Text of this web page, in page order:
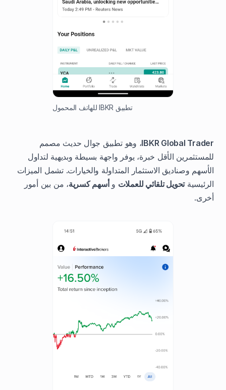
تطبيق IBKR للهاتف المحمول
IBKR Global Trader، وهو تطبيق جوال حديث مصمم
للمستثمرين الأقل خبرة، يوفر واجهة بسيطة وبديهية لتداول
الأسهم وصناديق الاستثمار المتداولة والخيارات. تشمل الميزات
الرئيسيةتحويل تلقائي للعملات وأسهم كسرية، من بين أمور
أخرى.